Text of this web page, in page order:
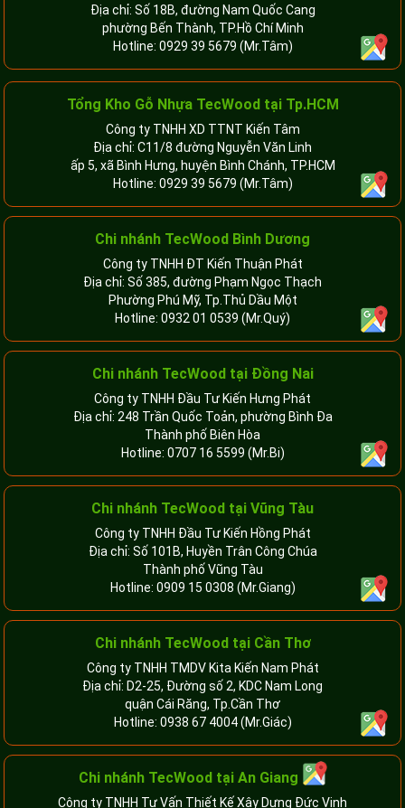
Địa chỉ: Số 18B, đường Nam Quốc Cang
phường Bến Thành, TP.Hồ Chí Minh
Hotline: 0929 39 5679 (Mr.Tâm)
Tổng Kho Gỗ Nhựa TecWood tại Tp.HCM
Công ty TNHH XD TTNT Kiến Tâm
Địa chỉ: C11/8 đường Nguyễn Văn Linh
ấp 5, xã Bình Hưng, huyện Bình Chánh, TP.HCM
Hotline: 0929 39 5679 (Mr.Tâm)
Chi nhánh TecWood Bình Dương
Công ty TNHH ĐT Kiến Thuận Phát
Địa chỉ: Số 385, đường Phạm Ngọc Thạch
Phường Phú Mỹ, Tp.Thủ Dầu Một
Hotline: 0932 01 0539 (Mr.Quý)
Chi nhánh TecWood tại Đồng Nai
Công ty TNHH Đầu Tư Kiến Hưng Phát
Địa chỉ: 248 Trần Quốc Toản, phường Bình Đa
Thành phố Biên Hòa
Hotline: 0707 16 5599 (Mr.Bi)
Chi nhánh TecWood tại Vũng Tàu
Công ty TNHH Đầu Tư Kiến Hồng Phát
Địa chỉ: Số 101B, Huyền Trân Công Chúa
Thành phố Vũng Tàu
Hotline: 0909 15 0308 (Mr.Giang)
Chi nhánh TecWood tại Cần Thơ
Công ty TNHH TMDV Kita Kiến Nam Phát
Địa chỉ: D2-25, Đường số 2, KDC Nam Long
quận Cái Răng, Tp.Cần Thơ
Hotline: 0938 67 4004(Mr.Giác)
Chi nhánh TecWood tại An Giang
Công ty TNHH Tư Vấn Thiết Kế Xây Dựng Đức Vinh